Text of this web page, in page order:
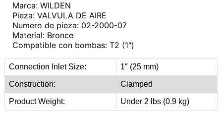
Marca: WILDEN
Pieza: VALVULA DE AIRE
Numero de pieza: 02-2000-07
Material: Bronce
Compatible con bombas: T2 (1″)
Connection Inlet Size: 1″ (25 mm)
Construction: Clamped
Product Weight: Under 2 lbs (0.9 kg)